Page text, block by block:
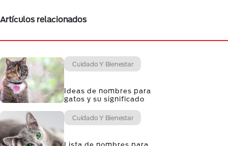
Artículos relacionados
Cuidado Y Bienestar
Ideas de nombres para
gatos y su significado
Cuidado Y Bienestar